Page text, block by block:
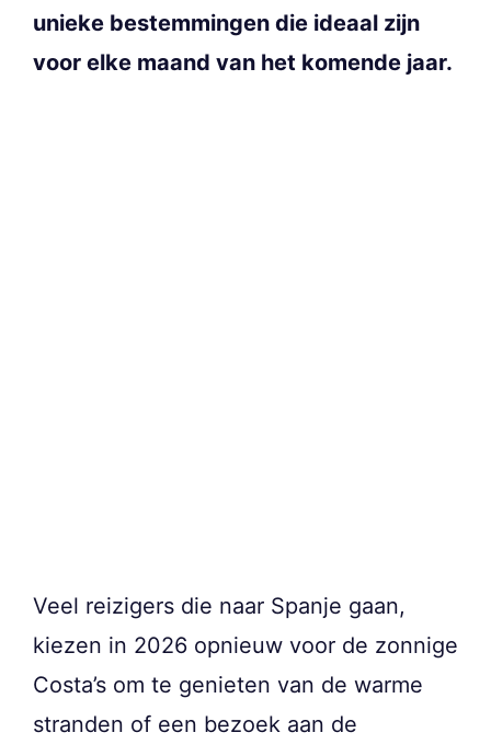
unieke bestemmingen die ideaal zijn
voor elke maand van het komende jaar.
Veel reizigers die naar Spanje gaan,
kiezen in 2026 opnieuw voor de zonnige
Costa’s om te genieten van de warme
stranden of een bezoek aan de